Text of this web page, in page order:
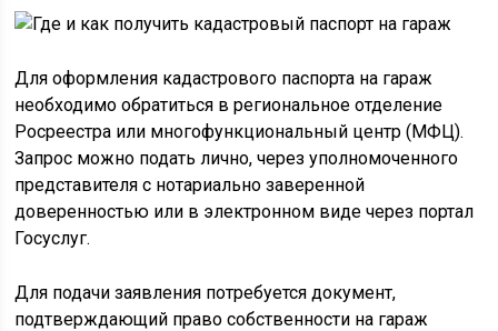
Для оформления кадастрового паспорта на гараж
необходимо обратиться в региональное отделение
Росреестра или многофункциональный центр (МФЦ).
Запрос можно подать лично, через уполномоченного
представителя с нотариально заверенной
доверенностью или в электронном виде через портал
Госуслуг.
Для подачи заявления потребуется документ,
подтверждающий право собственности на гараж